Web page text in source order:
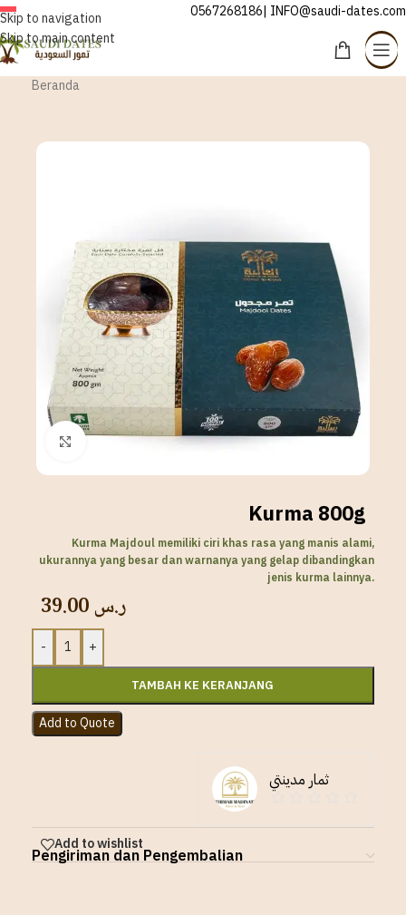
Skip to navigation
Skip to main content
INDONESIA 0567268186| INFO@saudi-dates.com
Beranda
Click to enlarge
Kurma 800g
Kurma Majdoul memiliki ciri khas rasa yang manis alami,
ukurannya yang besar dan warnanya yang gelap dibandingkan
jenis kurma lainnya.
ر.س
- +
TAMBAH KE KERANJANG
Add to Quote
ثمار مدينتي
Add to wishlist
Pengiriman dan Pengembalian